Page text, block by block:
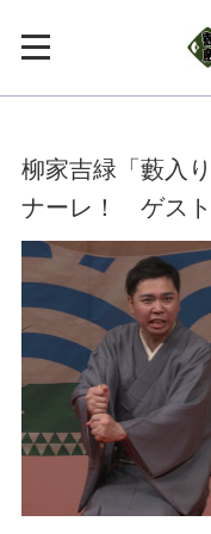
柳家吉緑「藪入
ナーレ！ ゲス